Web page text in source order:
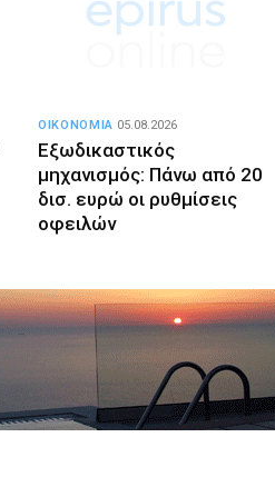
Εξωδικαστικός
μηχανισμός: Πάνω από 20
δισ. ευρώ οι ρυθμίσεις
οφειλών
ΟΙΚΟΝΟΜΙΑ 05.08.2026